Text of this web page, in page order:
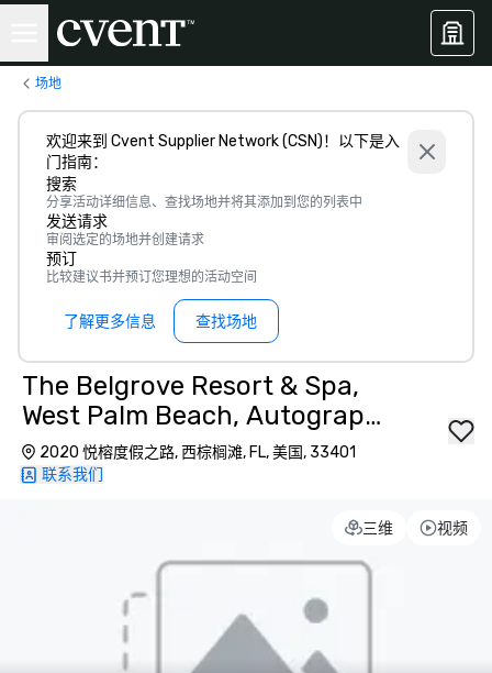
场地
欢迎来到 Cvent Supplier Network (CSN)！以下是入
门指南：
搜索
分享活动详细信息、查找场地并将其添加到您的列表中
发送请求
审阅选定的场地并创建请求
预订
比较建议书并预订您理想的活动空间
了解更多信息 查找场地
The Belgrove Resort & Spa,
West Palm Beach, Autograph
Collection
2020 悦榕度假之路, 西棕榈滩, FL, 美国, 33401
联系我们
三维 视频